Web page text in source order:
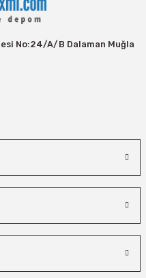
No:24/A/B Dalaman Muğla